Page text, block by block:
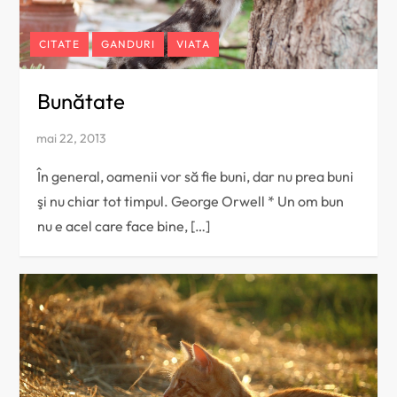
CITATE GANDURI VIATA
Bunătate
În general, oamenii vor să fie buni, dar nu prea buni
şi nu chiar tot timpul. George Orwell * Un om bun
nu e acel care face bine, […]